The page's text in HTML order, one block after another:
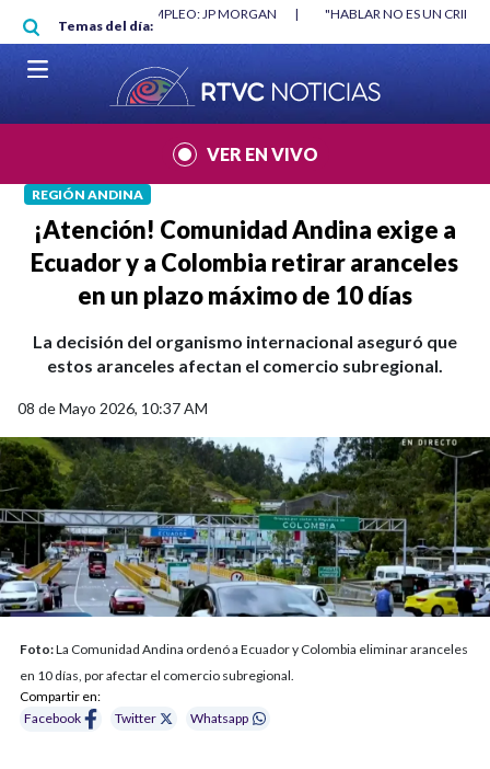
Pasar al contenido principal
Temas del día:
NO DESTRUYÓ EMPLEO: JP MORGAN | "HABLAR NO ES UN
VER EN VIVO
REGIÓN ANDINA
¡Atención! Comunidad Andina exige a
Ecuador y a Colombia retirar aranceles
en un plazo máximo de 10 días
La decisión del organismo internacional aseguró que
estos aranceles afectan el comercio subregional.
08 de Mayo 2026, 10:37 AM
Foto:La Comunidad Andina ordenó a Ecuador y Colombia eliminar aranceles
en 10 días, por afectar el comercio subregional.
Compartir en:
Facebook
Twitter Whatsapp